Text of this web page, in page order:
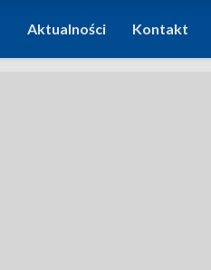
Aktualności Kontakt